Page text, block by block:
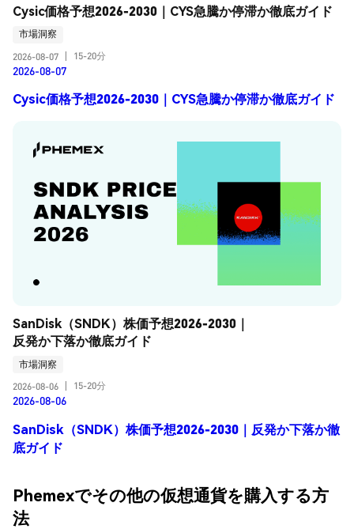
Cysic価格予想2026-2030｜CYS急騰か停滞か徹底ガイド
市場洞察
2026-08-07
15-20分
2026-08-07
Cysic価格予想2026-2030｜CYS急騰か停滞か徹底ガイド
SanDisk（SNDK）株価予想2026-2030｜
反発か下落か徹底ガイド
市場洞察
2026-08-06
15-20分
2026-08-06
SanDisk（SNDK）株価予想2026-2030｜反発か下落か徹
底ガイド
Phemexでその他の仮想通貨を購入する方
法